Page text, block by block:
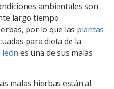
ambientales son
largo tiempo
por lo que las plantas
para dieta de la
león es una de sus malas
malas hierbas están al